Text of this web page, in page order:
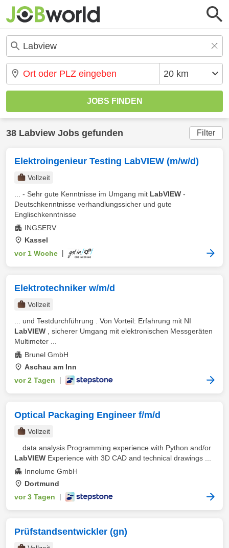
38 Labview Jobs gefunden Filter
Elektroingenieur Testing LabVIEW (m/w/d)
Vollzeit
... - Sehr gute Kenntnisse im Umgang mit LabVIEW -
Deutschkenntnisse verhandlungssicher und gute
Englischkenntnisse
INGSERV
Kassel
vor 1 Woche
Elektrotechniker w/m/d
Vollzeit
... und Testdurchführung . Von Vorteil: Erfahrung mit NI
LabVIEW , sicherer Umgang mit elektronischen Messgeräten
Multimeter ...
Brunel GmbH
Aschau am Inn
vor 2 Tagen
Optical Packaging Engineer f/m/d
Vollzeit
... data analysis Programming experience with Python and/or
LabVIEW Experience with 3D CAD and technical drawings ...
Innolume GmbH
Dortmund
vor 3 Tagen
Prüfstandsentwickler (gn)